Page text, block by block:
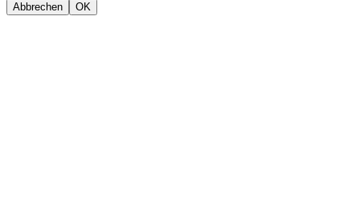
Abbrechen
OK